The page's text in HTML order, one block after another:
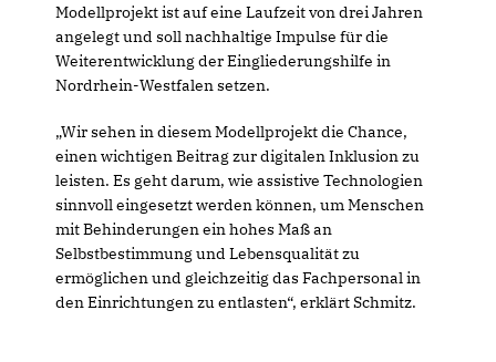
Modellprojekt ist auf eine Laufzeit von drei Jahren
angelegt und soll nachhaltige Impulse für die
Weiterentwicklung der Eingliederungshilfe in
Nordrhein-Westfalen setzen.
Wir sehen in diesem Modellprojekt die Chance,
einen wichtigen Beitrag zur digitalen Inklusion zu
leisten. Es geht darum, wie assistive Technologien
sinnvoll eingesetzt werden können, um Menschen
mit Behinderungen ein hohes Maß an
Selbstbestimmung und Lebensqualität zu
ermöglichen und gleichzeitig das Fachpersonal in
den Einrichtungen zu entlasten“, erklärt Schmitz.